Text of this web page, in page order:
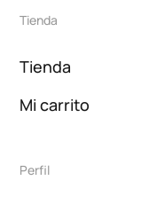
Tienda
Tienda
Mi carrito
Perfil